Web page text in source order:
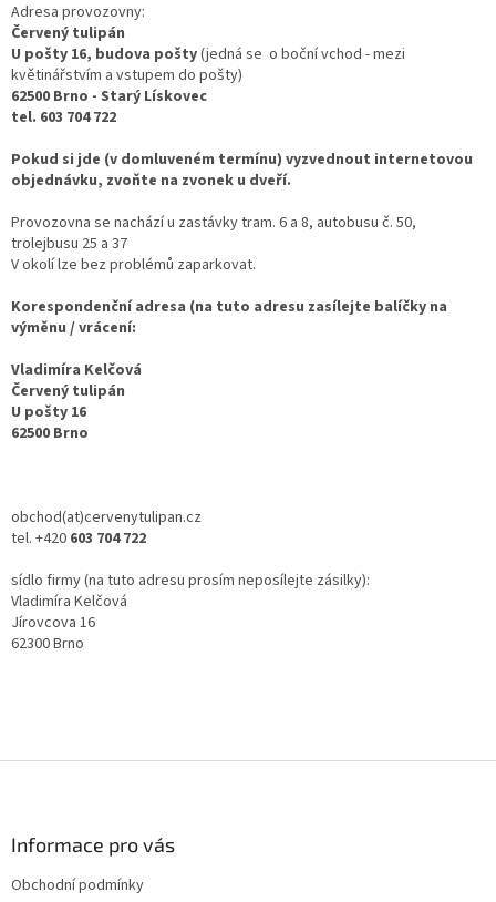
Adresa provozovny:
Červený tulipán
U pošty 16, budova pošty(jedná se o boční vchod - mezi
květinářstvím a vstupem do pošty)
62500 Brno - Starý Lískovec
tel. 603 704 722
Pokud si jde (v domluveném termínu) vyzvednout internetovou
objednávku, zvoňte na zvonek u dveří.
Provozovna se nachází u zastávky tram. 6 a 8, autobusu č. 50,
trolejbusu 25 a 37
V okolí lze bez problémů zaparkovat.
Korespondenční adresa (na tuto adresu zasílejte balíčky na
výměnu / vrácení:
Vladimíra Kelčová
Červený tulipán
U pošty 16
62500 Brno
obchod(at)cervenytulipan.cz
tel. +420 603 704 722
sídlo firmy (na tuto adresu prosím neposílejte zásilky):
Vladimíra Kelčová
Jírovcova 16
62300 Brno
Informace pro vás
Obchodní podmínky